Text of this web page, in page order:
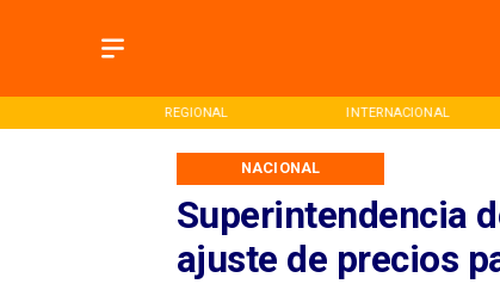
REGIONAL INTERNACIONAL
Superintendencia
ajuste de precios
NACIONAL